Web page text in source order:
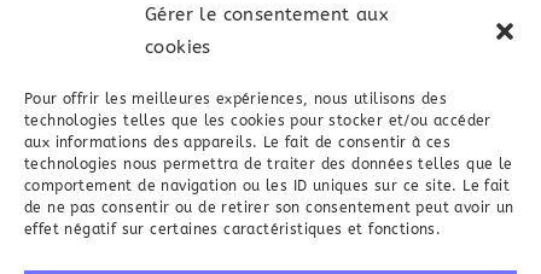
Gérer le consentement aux
cookies
Pour offrir les meilleures expériences, nous utilisons des
technologies telles que les cookies pour stocker et/ou accéder
aux informations des appareils. Le fait de consentir à ces
technologies nous permettra de traiter des données telles que le
comportement de navigation ou les ID uniques sur ce site. Le fait
de ne pas consentir ou de retirer son consentement peut avoir un
effet négatif sur certaines caractéristiques et fonctions.
direction@ecole-saint-francois.fr
MENU
AccueilPédagogieHistoriquePastoraleL'école en image